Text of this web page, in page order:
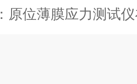
原位薄膜应力测试仪在薄